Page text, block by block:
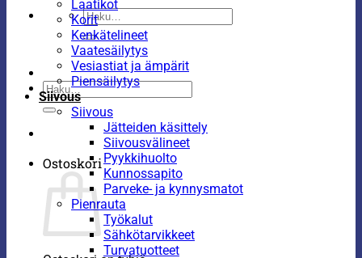
Etsi:
Etsi:
Ostoskori
Laatikot
Korit
Kenkätelineet
Vaatesäilytys
Vesiastiat ja ämpärit
Piensäilytys
Siivous
Siivous
Jätteiden käsittely
Siivousvälineet
Pyykkihuolto
Kunnossapito
Parveke- ja kynnysmatot
Pienrauta
Työkalut
Sähkötarvikkeet
Turvatuotteet